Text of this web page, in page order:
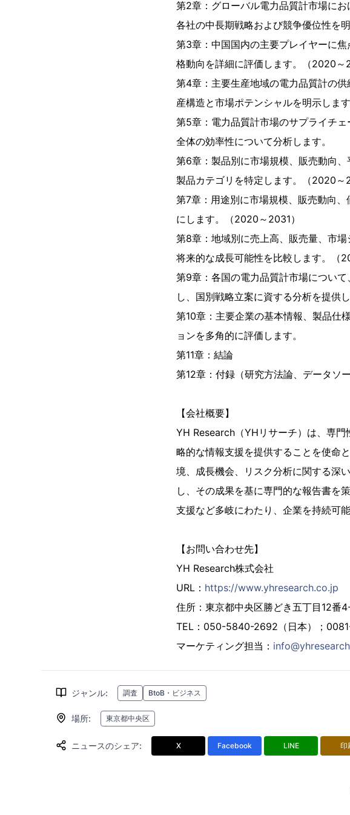
第2章：グローバル電力品質計市場に
各社の中長期戦略および競争優位性を
第3章：中国国内の主要プレイヤーに
格動向を詳細に評価します。（2020～
第4章：主要生産地域の電力品質計の
産構造と市場ポテンシャルを明示しま
第5章：電力品質計市場のサプライチ
全体の効率性について分析します。
第6章：製品別に市場規模、販売動向
製品カテゴリを特定します。（2020～
第7章：用途別に市場規模、販売動向
にします。（2020～2031）
第8章：地域別に売上高、販売量、市
将来的な成長可能性を比較します。（
第9章：各国の電力品質計市場につい
し、国別戦略立案に資する分析を提供
第10章：主要企業の基本情報、製品仕
ョンを多角的に評価します。
第11章：結論
第12章：付録（研究方法論、データソー
【会社概要】
YH Research（YHリサーチ）は、専
略的な情報支援を提供することを使命
境、成長機会、リスク分析に関する深
し、その成果を基に専門的な報告書を
支援など多岐にわたり、企業を持続可
【お問い合わせ先】
YH Research株式会社
URL： https://www.yhresearch.co.jp
住所：東京都中央区勝どき五丁目12番
TEL：050-5840-2692（日本）；
マーケティング担当：
ジャンル: 調査 BtoB・ビジネス
場所: 東京都中央区
ニュースのシェア: X Facebook LINE 印